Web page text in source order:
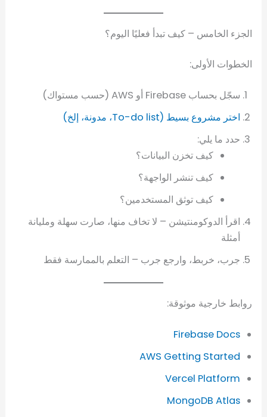
الجزء الخامس – كيف تبدأ فعليًا اليوم؟
الخطوات الأولى:
سجّل بحساب Firebase أو AWS (حسب مستواك)
اختر مشروع بسيط (To-do list، مدونة، إلخ)
حدد ما يلي:
كيف تخزن البيانات؟
كيف تنشر الواجهة؟
كيف توثق المستخدمين؟
اقرأ الدوكومنتيشن – لا تخاف منها، صارت سهلة ومليانة
أمثلة
جرب، خربط، وارجع جرب – التعلم بالممارسة فقط
روابط خارجية موثوقة:
Firebase Docs
AWS Getting Started
Vercel Platform
MongoDB Atlas